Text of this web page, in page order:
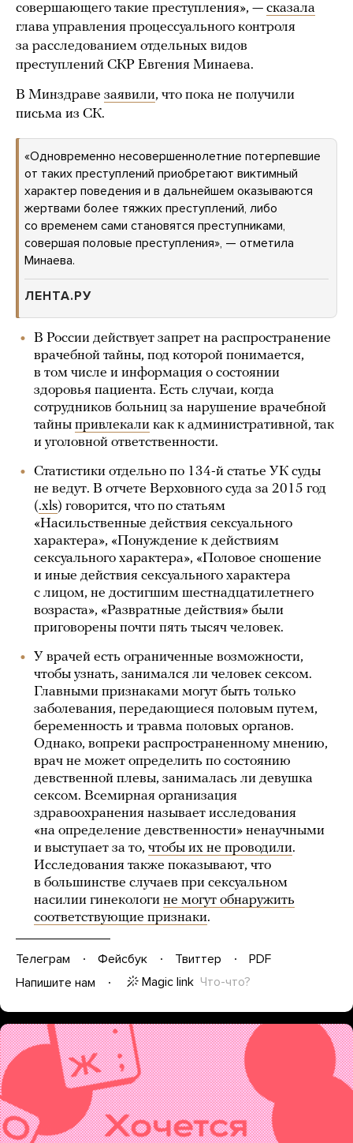
совершающего такие преступления», — сказала
глава управления процессуального контроля
за расследованием отдельных видов
преступлений СКР Евгения Минаева.
В Минздраве заявили, что пока не получили
письма из СК.
«Одновременно несовершеннолетние потерпевшие
от таких преступлений приобретают виктимный
характер поведения и в дальнейшем оказываются
жертвами более тяжких преступлений, либо
со временем сами становятся преступниками,
совершая половые преступления», — отметила
Минаева.
ЛЕНТА.РУ
В России действует запрет на распространение
врачебной тайны, под которой понимается,
в том числе и информация о состоянии
здоровья пациента. Есть случаи, когда
сотрудников больниц за нарушение врачебной
тайны привлекали как к административной, так
и уголовной ответственности.
Статистики отдельно по 134-й статье УК суды
не ведут. В отчете Верховного суда за 2015 год
(.xls) говорится, что по статьям
«Насильственные действия сексуального
характера», «Понуждение к действиям
сексуального характера», «Половое сношение
и иные действия сексуального характера
с лицом, не достигшим шестнадцатилетнего
возраста», «Развратные действия» были
приговорены почти пять тысяч человек.
У врачей есть ограниченные возможности,
чтобы узнать, занимался ли человек сексом.
Главными признаками могут быть только
заболевания, передающиеся половым путем,
беременность и травма половых органов.
Однако, вопреки распространенному мнению,
врач не может определить по состоянию
девственной плевы, занималась ли девушка
сексом. Всемирная организация
здравоохранения называет исследования
«на определение девственности» ненаучными
и выступает за то, чтобы их не проводили.
Исследования также показывают, что
в большинстве случаев при сексуальном
насилии гинекологи не могут обнаружить
соответствующие признаки.
Телеграм Фейсбук Твиттер
PDF
Напишите нам
Magic link Что-что?